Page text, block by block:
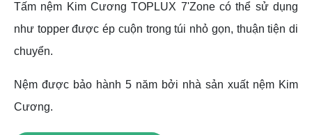
Tấm nệm Kim Cương TOPLUX 7'Zone có thể sử dụng
như topper được ép cuộn trong túi nhỏ gọn, thuận tiện di
chuyển.
Nệm được bảo hành 5 năm bởi nhà sản xuất nệm Kim
Cương.